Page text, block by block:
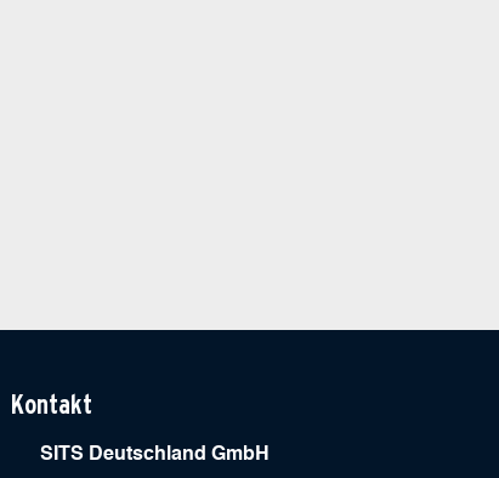
Kontakt
SITS Deutschland GmbH